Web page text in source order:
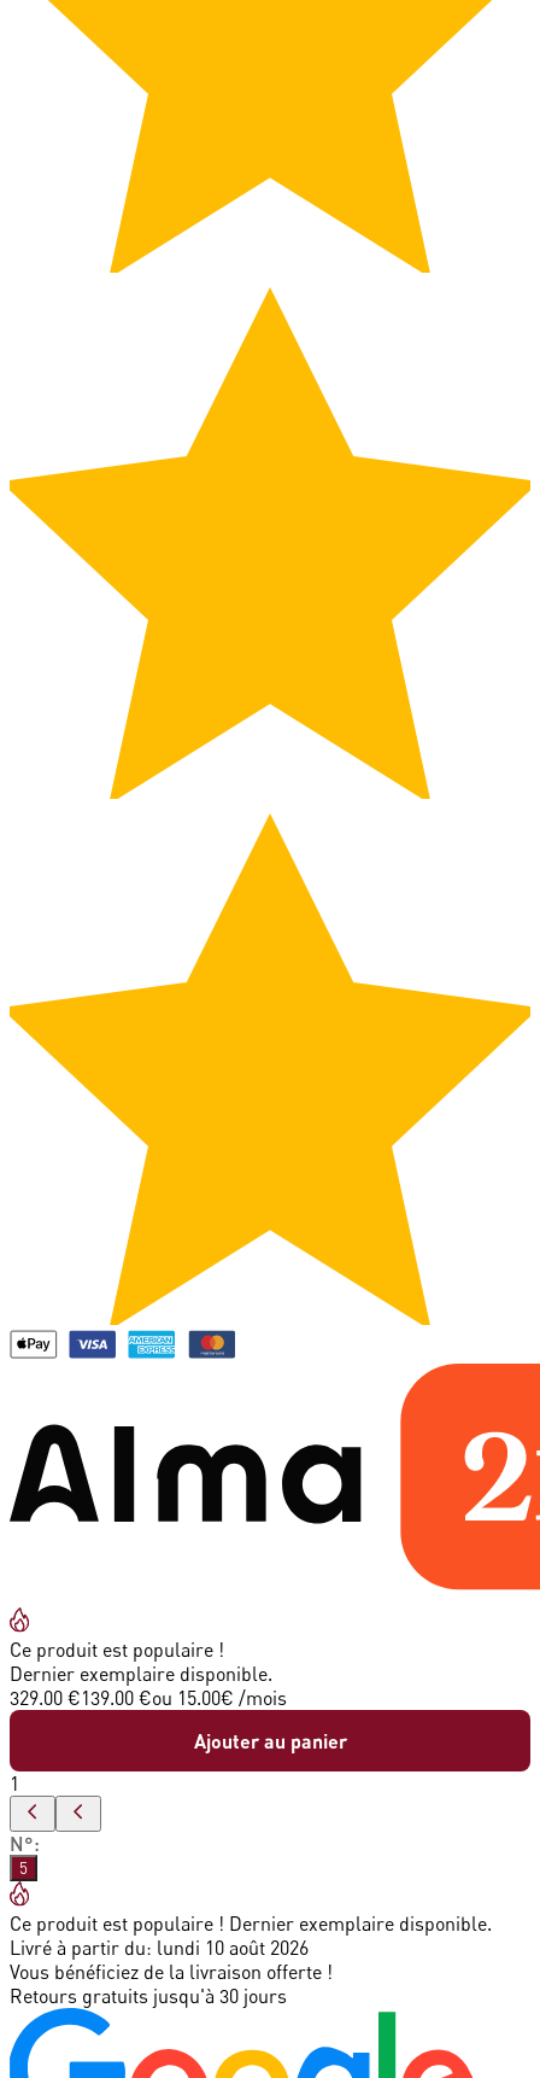
Ce produit est populaire !
Dernier exemplaire disponible.
329.00 €139.00 €ou 15.00€ /mois
Ajouter au panier
1
N°:
5
Ce produit est populaire ! Dernier exemplaire disponible.
Livré à partir du: lundi 10 août 2026
Vous bénéficiez de la livraison offerte !
Retours gratuits jusqu'à 30 jours